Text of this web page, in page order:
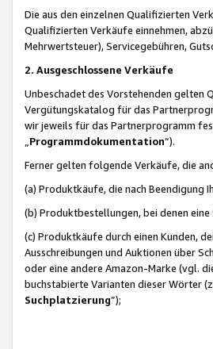
Die aus den einzelnen Qualifizierten
Qualifizierten Verkäufe einnehmen,
Mehrwertsteuer), Servicegebühren,
2. Ausgeschlossene Verkäufe
Unbeschadet des Vorstehenden gelten
Vergütungskatalog für das
wir jeweils für das Partnerprogramm
Programmdokumentation“).
Ferner gelten folgende Verkäufe, die
(a) Produktkäufe, die nach Beendigung
(b) Produktbestellungen, bei denen
(c) Produktkäufe durch einen Kunden,
Ausschreibungen und Auktionen über
oder eine andere Amazon-Marke (vgl.
buchstabierte Varianten dieser Wörter
Suchplatzierung”);